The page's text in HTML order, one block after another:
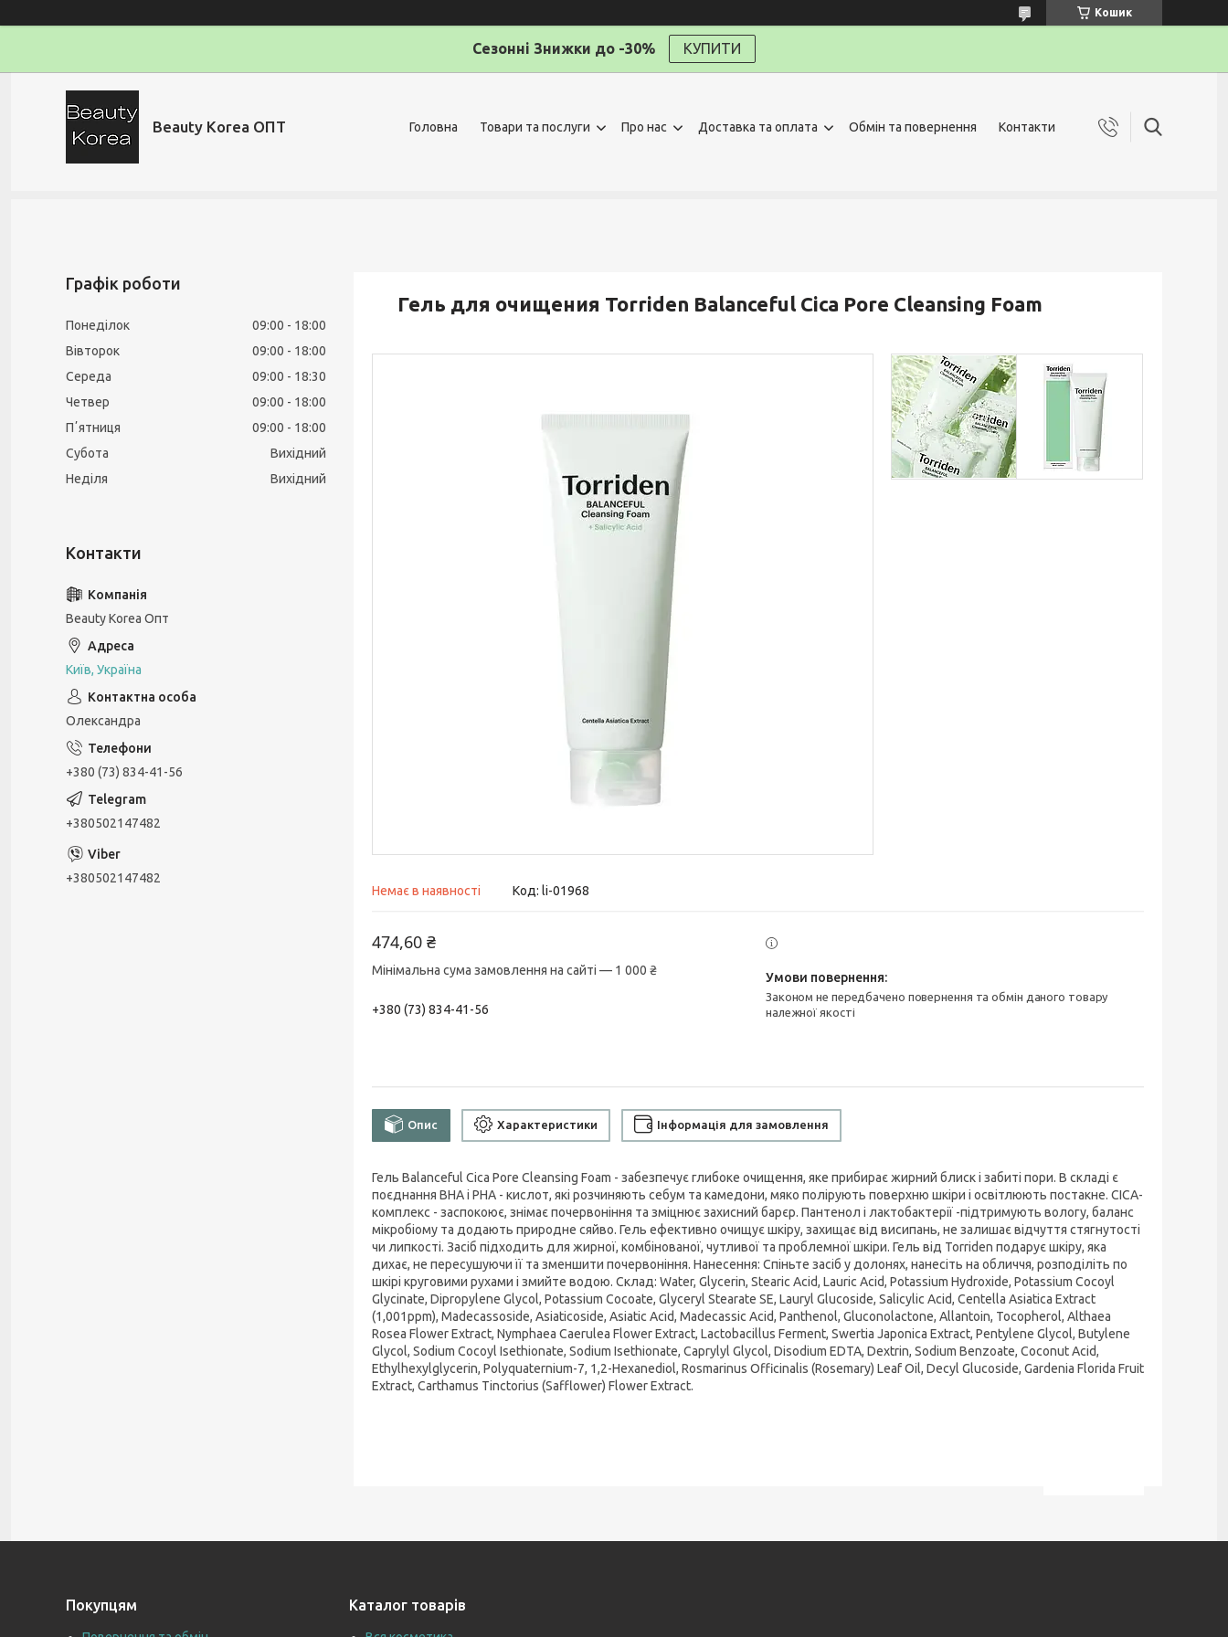
Кошик
Сезонні Знижки до -30% КУПИТИ
Beauty Korea ОПТ Головна Товари та послуги Про нас Доставка та оплата Обмін та повернення Контакти
Гель для очищения Torriden Balanceful Cica Pore Cleansing Foam
Немає в наявності Код: li-01968
474,60 ₴
Мінімальна сума замовлення на сайті — 1 000 ₴
+380 (73) 834-41-56
Законом не передбачено повернення та обмін даного товару
належної якості
Опис Характеристики Інформація для замовлення
Гель Balanceful Cica Pore Cleansing Foam - забезпечує глибоке очищення, яке прибирає жирний блиск і забиті пори. В складі є
поєднання BHA і PHA - кислот, які розчиняють себум та камедони, мяко полірують поверхню шкіри і освітлюють постакне. CICA-
комплекс - заспокоює, знімає почервоніння та зміцнює захисний барєр. Пантенол і лактобактерії -підтримують вологу, баланс
мікробіому та додають природне сяйво. Гель ефективно очищує шкіру, захищає від висипань, не залишає відчуття стягнутості
чи липкості. Засіб підходить для жирної, комбінованої, чутливої та проблемної шкіри. Гель від Torriden подарує шкіру, яка
дихає, не пересушуючи її та зменшити почервоніння. Нанесення: Спіньте засіб у долонях, нанесіть на обличчя, розподіліть по
шкірі круговими рухами і змийте водою. Склад: Water, Glycerin, Stearic Acid, Lauric Acid, Potassium Hydroxide, Potassium Cocoyl
Glycinate, Dipropylene Glycol, Potassium Cocoate, Glyceryl Stearate SE, Lauryl Glucoside, Salicylic Acid, Centella Asiatica Extract
(1,001ppm), Madecassoside, Asiaticoside, Asiatic Acid, Madecassic Acid, Panthenol, Gluconolactone, Allantoin, Tocopherol, Althaea
Rosea Flower Extract, Nymphaea Caerulea Flower Extract, Lactobacillus Ferment, Swertia Japonica Extract, Pentylene Glycol, Butylene
Glycol, Sodium Cocoyl Isethionate, Sodium Isethionate, Caprylyl Glycol, Disodium EDTA, Dextrin, Sodium Benzoate, Coconut Acid,
Ethylhexylglycerin, Polyquaternium-7, 1,2-Hexanediol, Rosmarinus Officinalis (Rosemary) Leaf Oil, Decyl Glucoside, Gardenia Florida Fruit
Extract, Carthamus Tinctorius (Safflower) Flower Extract.
Графік роботи
Понеділок 09:00
18:00
Вівторок
09:00
18:00
Середа
09:00
18:30
Четвер
09:00
18:00
Пʼятниця
09:00
18:00
Субота
Вихідний
Неділя
Вихідний
Beauty Korea Опт
Київ, Україна
Олександра
+380 (73) 834-41-56
+380502147482
+380502147482
Покупцям Каталог товарів